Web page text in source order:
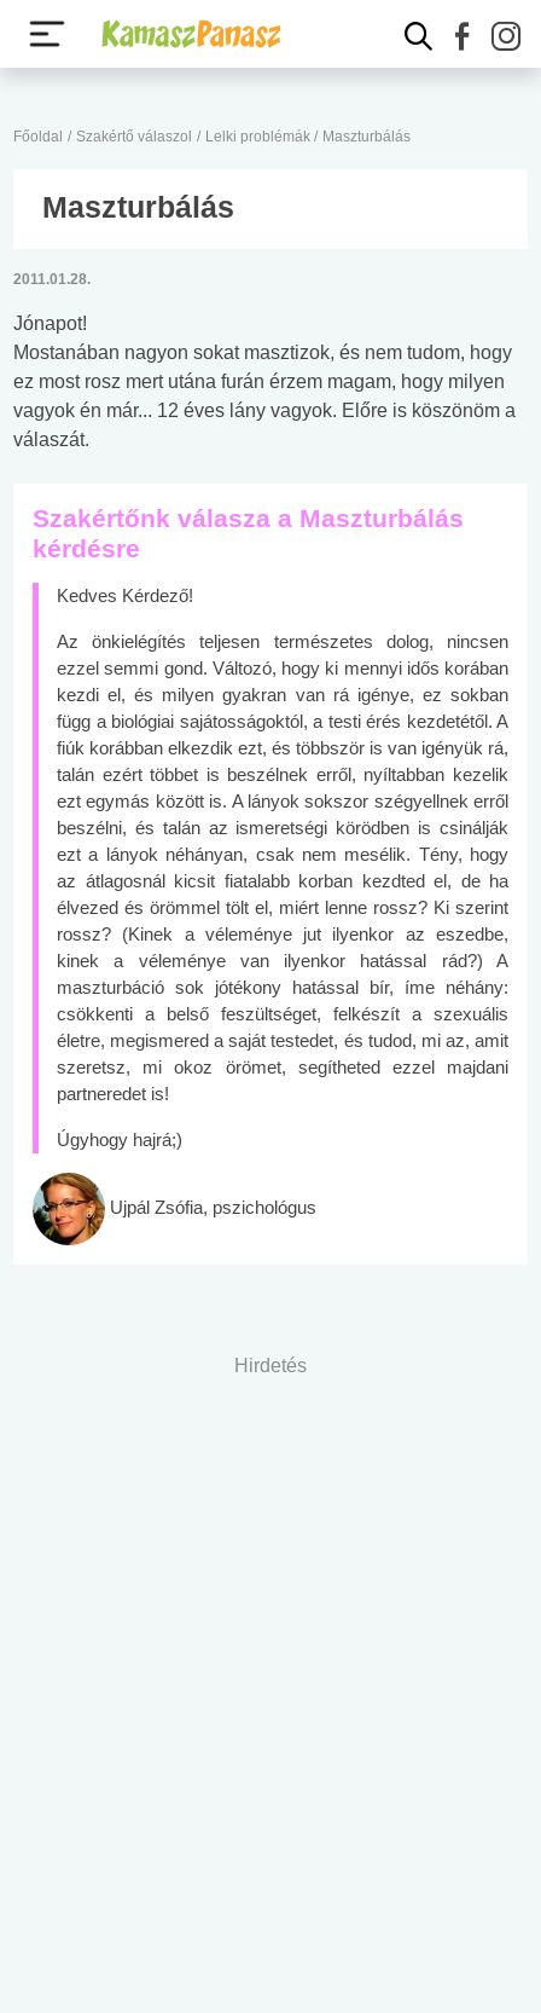
Főoldal / Szakértő válaszol / Lelki problémák / Maszturbálás
Maszturbálás
2011.01.28.
Jónapot!
Mostanában nagyon sokat masztizok, és nem tudom, hogy
ez most rosz mert utána furán érzem magam, hogy milyen
vagyok én már... 12 éves lány vagyok. Előre is köszönöm a
válaszát.
Szakértőnk válasza a Maszturbálás
kérdésre
Kedves Kérdező!
Az önkielégítés teljesen természetes dolog, nincsen
ezzel semmi gond. Változó, hogy ki mennyi idős korában
kezdi el, és milyen gyakran van rá igénye, ez sokban
függ a biológiai sajátosságoktól, a testi érés kezdetétől. A
fiúk korábban elkezdik ezt, és többször is van igényük rá,
talán ezért többet is beszélnek erről, nyíltabban kezelik
ezt egymás között is. A lányok sokszor szégyellnek erről
beszélni, és talán az ismeretségi körödben is csinálják
ezt a lányok néhányan, csak nem mesélik. Tény, hogy
az átlagosnál kicsit fiatalabb korban kezdted el, de ha
élvezed és örömmel tölt el, miért lenne rossz? Ki szerint
rossz? (Kinek a véleménye jut ilyenkor az eszedbe,
kinek a véleménye van ilyenkor hatással rád?) A
maszturbáció sok jótékony hatással bír, íme néhány:
csökkenti a belső feszültséget, felkészít a szexuális
életre, megismered a saját testedet, és tudod, mi az, amit
szeretsz, mi okoz örömet, segítheted ezzel majdani
partneredet is!
Úgyhogy hajrá;)
Ujpál Zsófia, pszichológus
Hirdetés